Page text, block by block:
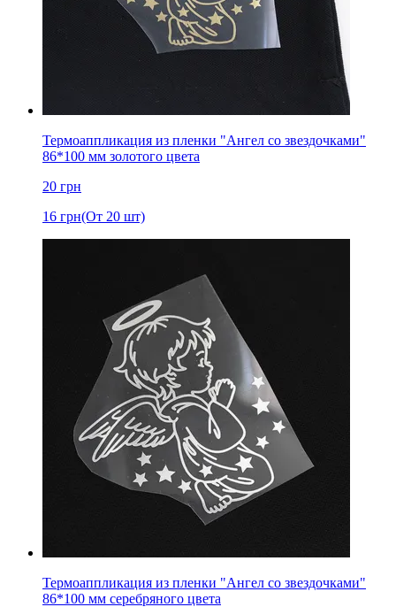
Термоаппликация из пленки "Ангел со звездочками"
86*100 мм золотого цвета
20 грн
16 грн(От 20 шт)
Термоаппликация из пленки "Ангел со звездочками"
86*100 мм серебряного цвета